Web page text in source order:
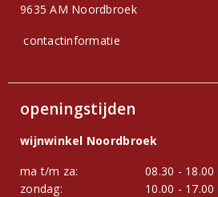
9635 AM Noordbroek
contactinformatie
openingstijden
wijnwinkel Noordbroek
ma t/m za:
08.30 - 18.00
zondag:
10.00 - 17.00